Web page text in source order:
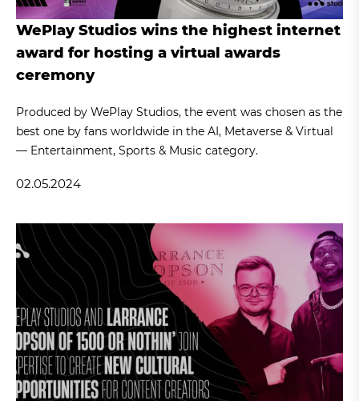
WePlay Studios wins the highest internet
award for hosting a virtual awards
ceremony
Produced by WePlay Studios, the event was chosen as the
best one by fans worldwide in the AI, Metaverse & Virtual
— Entertainment, Sports & Music category.
02.05.2024